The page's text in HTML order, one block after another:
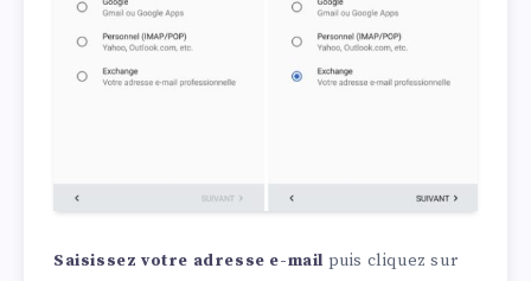
Saisissez votre adresse e-mail puis cliquez sur